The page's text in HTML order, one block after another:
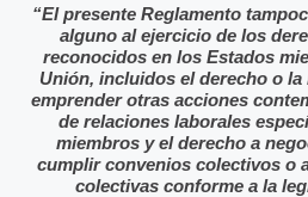
“El presente Reglamento
alguno al ejercicio de los
reconocidos en los Estados
Unión, incluidos el derecho o
emprender otras acciones
de relaciones laborales
miembros y el derecho a
cumplir convenios colectivos o
colectivas conforme a la